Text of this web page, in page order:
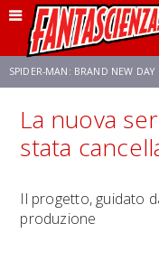
SPIDER-MAN: BRAND NEW DAY
FRANCO RICCIARDIELLO
La nuova
stata
Il progetto, guidato
produzione